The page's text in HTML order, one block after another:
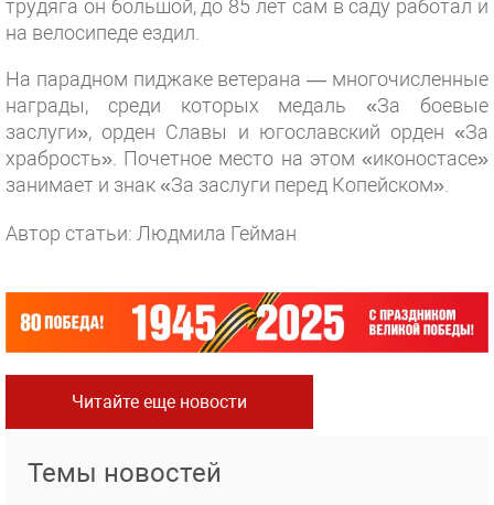
трудяга он большой, до 85 лет сам в саду работал и
на велосипеде ездил.
На парадном пиджаке ветерана — многочисленные
награды, среди которых медаль «За боевые
заслуги», орден Славы и югославский орден «За
храбрость». Почетное место на этом «иконостасе»
занимает и знак «За заслуги перед Копейском».
Автор статьи: Людмила Гейман
Читайте еще новости
Темы новостей